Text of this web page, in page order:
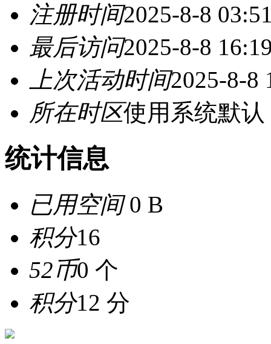
注册时间2025-8-8
最后访问2025-8-8
上次活动时间2025-8-8
所在时区使用系统默认
统计信息
已用空间0 B
积分16
52币0 个
积分12 分